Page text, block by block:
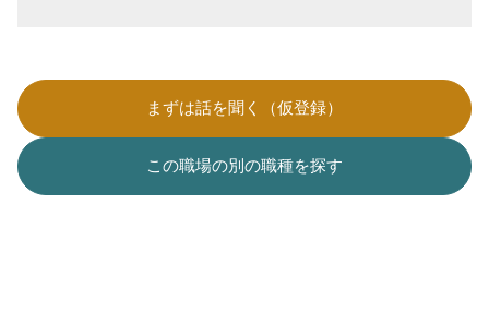
まずは話を聞く（仮登録）
この職場の別の職種を探す